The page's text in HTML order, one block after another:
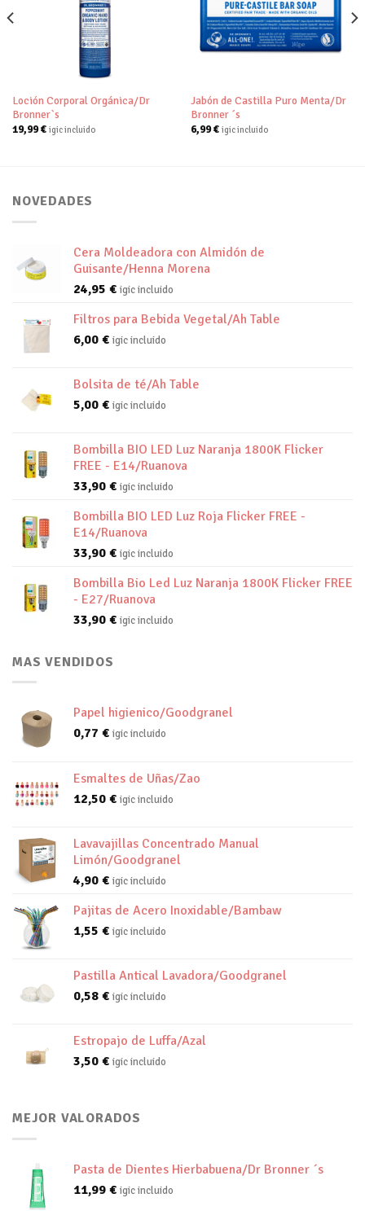
Loción Corporal Orgánica/Dr
Bronner`s
19,99€ igic incluido
Añadir
a tu
lista de
deseos
Jabón de Castilla Puro Menta/Dr
Bronner ´s
6,99€ igic incluido
NOVEDADES
Cera Moldeadora con Almidón de
Guisante/Henna Morena
24,95 € igic incluido
Filtros para Bebida Vegetal/Ah Table
6,00 € igic incluido
Bolsita de té/Ah Table
5,00 € igic incluido
Bombilla BIO LED Luz Naranja 1800K Flicker
FREE - E14/Ruanova
33,90 € igic incluido
Bombilla BIO LED Luz Roja Flicker FREE -
E14/Ruanova
33,90 € igic incluido
Bombilla Bio Led Luz Naranja 1800K Flicker FREE
- E27/Ruanova
33,90 € igic incluido
MAS VENDIDOS
Papel higienico/Goodgranel
0,77 € igic incluido
Esmaltes de Uñas/Zao
12,50 € igic incluido
Lavavajillas Concentrado Manual
Limón/Goodgranel
4,90 € igic incluido
Pajitas de Acero Inoxidable/Bambaw
1,55 € igic incluido
Pastilla Antical Lavadora/Goodgranel
0,58 € igic incluido
Estropajo de Luffa/Azal
3,50 € igic incluido
MEJOR VALORADOS
Pasta de Dientes Hierbabuena/Dr Bronner ´s
11,99 € igic incluido